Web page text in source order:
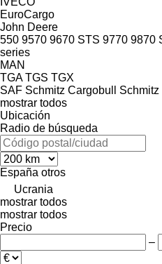
EuroCargo
John Deere
550 9570 9670 STS 9770 9870
series
MAN
TGA TGS TGX
SAF Schmitz Cargobull
Schmitz
mostrar todos
Ubicación
Radio de búsqueda
España otros
Ucrania
mostrar todos
mostrar todos
Precio
–